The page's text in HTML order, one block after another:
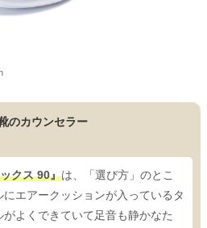
のカウンセラー
クス 90』は、「選び方」のとこ
エアークッションが入っているタ
よくできていて足音も静かなた